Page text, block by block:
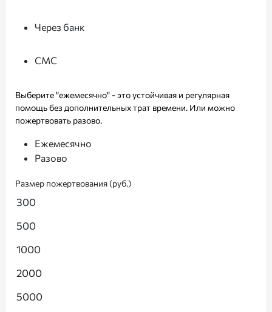
Через банк
СМС
Выберите "ежемесячно" - это устойчивая и регулярная
помощь без дополнительных трат времени. Или можно
пожертвовать разово.
Ежемесячно
Разово
Размер пожертвования (руб.)
300
500
1000
2000
5000